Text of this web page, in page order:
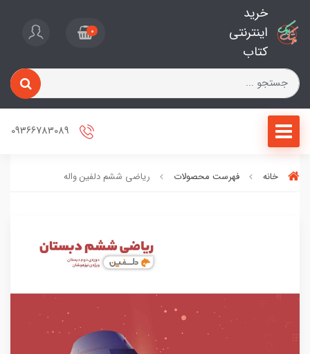
خرید
اینترنتی
کتاب
0
خانه فهرست محصولات ریاضی ششم دلفین واله